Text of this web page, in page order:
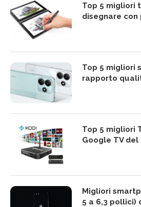
Top 5 migliori
disegnare con
Top 5 migliori
rapporto
Top 5 migliori
Google TV del
Migliori
5 a 6,3 pollici)